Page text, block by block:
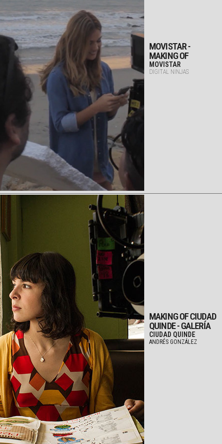
MOVISTAR -
MAKING OF
MOVISTAR
DIGITAL NINJAS
MAKING OF CIUDAD
QUINDE - GALERÍA
CIUDAD QUINDE
ANDRÉS GONZÁLEZ